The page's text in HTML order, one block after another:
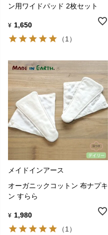
ン用ワイドパッド 2枚セット
¥ 1,650
（1）
メイドインアース
オーガニックコットン 布ナプキ
ン すらら
¥ 1,980
（1）